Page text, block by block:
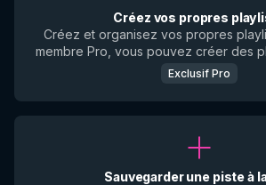
Créez vos propres
Créez et organisez vos propres
membre Pro, vous pouvez créer des
Exclusif Pro
Sauvegarder une piste à